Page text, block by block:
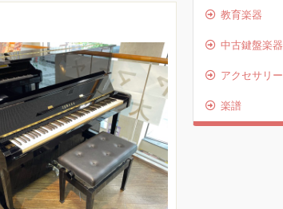
教育楽器
中古鍵盤楽器
アクセサリー
楽譜